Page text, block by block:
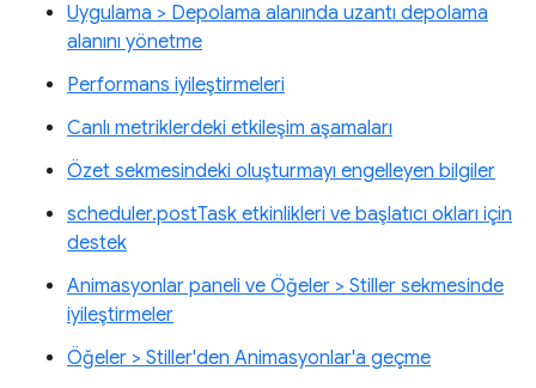
Uygulama > Depolama alanında uzantı depolama
alanını yönetme
Performans iyileştirmeleri
Canlı metriklerdeki etkileşim aşamaları
Özet sekmesindeki oluşturmayı engelleyen bilgiler
scheduler.postTask etkinlikleri ve başlatıcı okları için
destek
Animasyonlar paneli ve Öğeler > Stiller sekmesinde
iyileştirmeler
Öğeler > Stiller'den Animasyonlar'a geçme